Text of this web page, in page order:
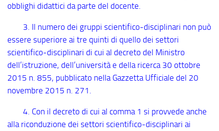
obblighi didattici da parte del docente.
3. Il numero dei gruppi scientifico-disciplinari non può
essere superiore ai tre quinti di quello dei settori
scientifico-disciplinari di cui al decreto del Ministro
dell’istruzione, dell’università e della ricerca 30 ottobre
2015 n. 855, pubblicato nella Gazzetta Ufficiale del 20
novembre 2015 n. 271.
4. Con il decreto di cui al comma 1 si provvede anche
alla riconduzione dei settori scientifico-disciplinari ai